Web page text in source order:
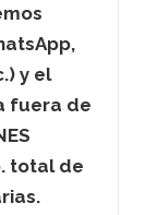
y el
fuera de
total de